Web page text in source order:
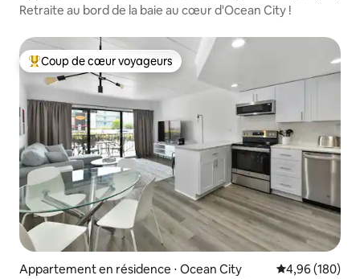
Retraite au bord de la baie au cœur d'Ocean City !
Coups de cœur voyageurs les plus appréciés
Coup de cœur voyageurs
Appartement en résidence ⋅ Ocean City Évaluation
4,96 (180)